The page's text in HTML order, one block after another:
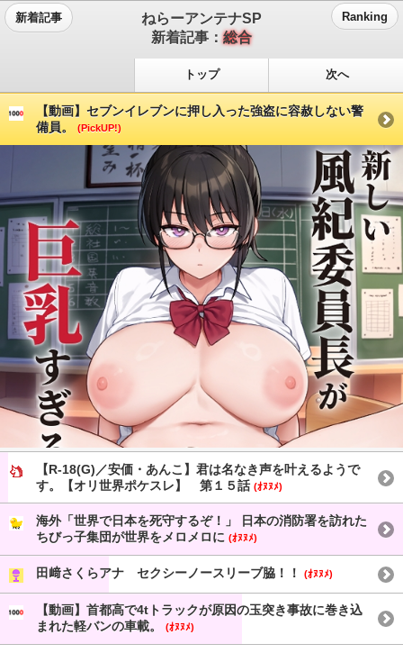
新着記事
ねらーアンテナSP
新着記事：総合
Ranking
トップ 次へ
【動画】セブンイレブンに押し入った強盗に容赦しない警
備員。
(PickUP!)
【R-18(G)／安価・あんこ】君は名なき声を叶えるようで
す。【オリ世界ポケスレ】 第１５話 (ｵﾇﾇﾒ)
海外「世界で日本を死守するぞ！」 日本の消防署を訪れた
ちびっ子集団が世界をメロメロに (ｵﾇﾇﾒ)
田﨑さくらアナ セクシーノースリーブ脇！！ (ｵﾇﾇﾒ)
【動画】首都高で4tトラックが原因の玉突き事故に巻き込
まれた軽バンの車載。
(ｵﾇﾇﾒ)